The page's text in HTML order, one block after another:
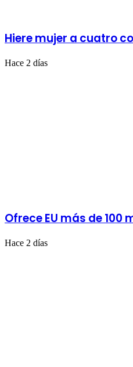
Hiere mujer a cuatro
Hace 2 días
Ofrece EU más de 100
Hace 2 días